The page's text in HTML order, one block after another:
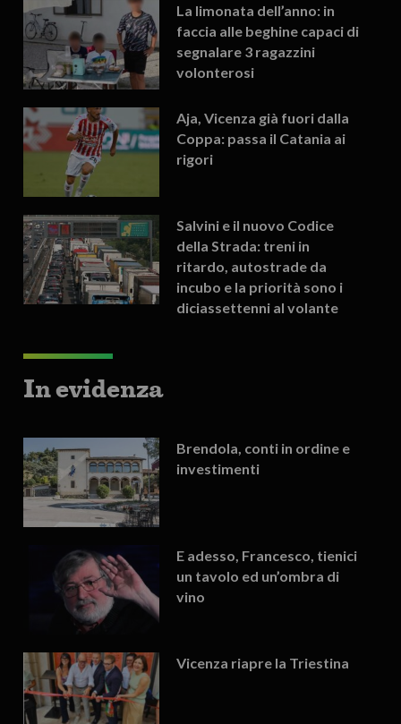
La limonata dell’anno: in
faccia alle beghine capaci di
segnalare 3 ragazzini
volonterosi
Aja, Vicenza già fuori dalla
Coppa: passa il Catania ai
rigori
Salvini e il nuovo Codice
della Strada: treni in
ritardo, autostrade da
incubo e la priorità sono i
diciassettenni al volante
In evidenza
Brendola, conti in ordine e
investimenti
E adesso, Francesco, tienici
un tavolo ed un’ombra di
vino
Vicenza riapre la Triestina